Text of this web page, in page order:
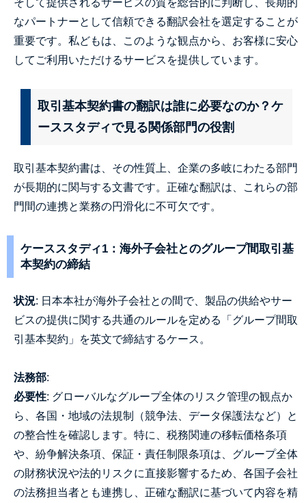
そして提供されるサービスの質を総合的に判断し、長期的
なパートナーとして信頼できる翻訳会社を選定することが
重要です。私どもは、このような観点から、お客様に安心
してご利用いただけるサービスを提供しています。
取引基本契約書の翻訳は誰に必要なのか？ケ
ーススタディで見る関係部門の役割
取引基本契約書は、その性質上、企業の多岐にわたる部門
が長期的に関与する文書です。正確な翻訳は、これらの部
門間の連携と業務の円滑化に不可欠です。
ケーススタディ1：海外子会社とのグループ間取引基
本契約の締結
状況: 日本本社が海外子会社との間で、製品の供給やサー
ビスの提供に関する共通のルールを定める「グループ間取
引基本契約」を英文で締結するケース。
法務部:
必要性: グローバルなグループ全体のリスク管理の観点か
ら、各国・地域の法規制（競争法、データ保護法など）と
の整合性を確認します。特に、税務関連の移転価格条項
や、紛争解決条項、保証・責任制限条項は、グループ全体
の財務状況や法的リスクに直接影響するため、各国子会社
の法務担当者とも連携し、正確な翻訳に基づいて内容を精